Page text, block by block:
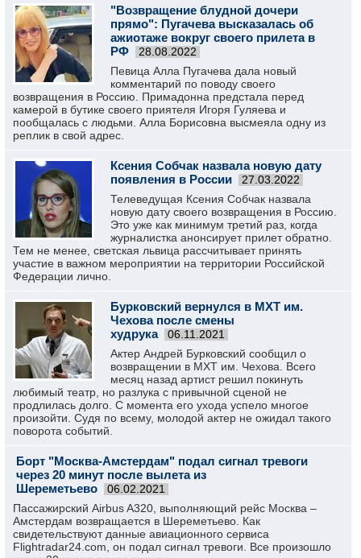
"Возвращение блудной дочери
прямо": Пугачева высказалась об
ажиотаже вокруг своего прилета в
РФ
28.08.2022
Певица Алла Пугачева дала новый
комментарий по поводу своего
возвращения в Россию. Примадонна предстала перед
камерой в бутике своего приятеля Игоря Гуляева и
пообщалась с людьми. Алла Борисовна высмеяла одну из
реплик в свой адрес.
Ксения Собчак назвала новую дату
появления в России
27.03.2022
Телеведущая Ксения Собчак назвала
новую дату своего возвращения в Россию.
Это уже как минимум третий раз, когда
журналистка анонсирует прилет обратно.
Тем не менее, светская львица рассчитывает принять
участие в важном мероприятии на территории Российской
Федерации лично.
Бурковский вернулся в МХТ им.
Чехова после смены
худрука
06.11.2021
Актер Андрей Бурковский сообщил о
возвращении в МХТ им. Чехова. Всего
месяц назад артист решил покинуть
любимый театр, но разлука с привычной сценой не
продлилась долго. С момента его ухода успело многое
произойти. Судя по всему, молодой актер не ожидал такого
поворота событий.
Борт "Москва-Амстердам" подал сигнал тревоги
через 20 минут после вылета из
Шереметьево
06.02.2021
Пассажирский Airbus A320, выполняющий рейс Москва –
Амстердам возвращается в Шереметьево. Как
свидетельствуют данные авиационного сервиса
Flightradar24.com, он подал сигнал тревоги. Все произошло